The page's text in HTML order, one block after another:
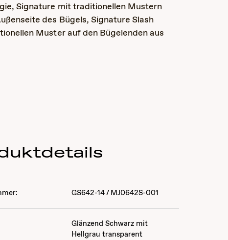
Signature mit traditionellen Mustern
des Bügels, Signature Slash
Muster auf den Bügelenden aus
GS642-14/ MJ0642S-001
Glänzend Schwarz mit
Hellgrau transparent